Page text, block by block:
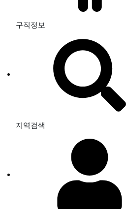
구직정보
지역검색